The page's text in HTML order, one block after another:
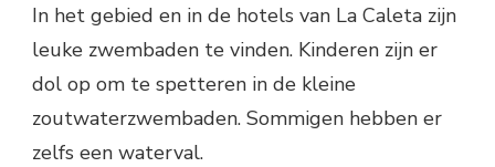
In het gebied en in de hotels van La Caleta zijn
leuke zwembaden te vinden. Kinderen zijn er
dol op om te spetteren in de kleine
zoutwaterzwembaden. Sommigen hebben er
zelfs een waterval.